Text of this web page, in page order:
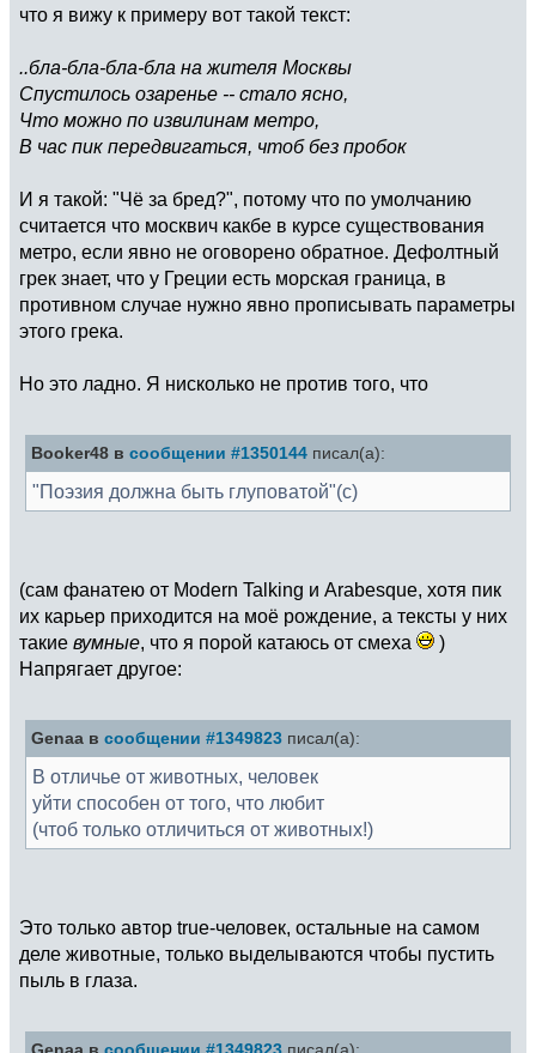
что я вижу к примеру вот такой текст:
..бла-бла-бла-бла на жителя Москвы
Спустилось озаренье -- стало ясно,
Что можно по извилинам метро,
В час пик передвигаться, чтоб без пробок
И я такой: "Чё за бред?", потому что по умолчанию
считается что москвич какбе в курсе существования
метро, если явно не оговорено обратное. Дефолтный
грек знает, что у Греции есть морская граница, в
противном случае нужно явно прописывать параметры
этого грека.
Но это ладно. Я нисколько не против того, что
Booker48 в сообщении #1350144 писал(а):
"Поэзия должна быть глуповатой"(с)
(сам фанатею от Modern Talking и Arabesque, хотя пик
их карьер приходится на моё рождение, а тексты у них
такие вумные, что я порой катаюсь от смеха
)
Напрягает другое:
Genaa в сообщении #1349823 писал(а):
В отличье от животных, человек
уйти способен от того, что любит
(чтоб только отличиться от животных!)
Это только автор true-человек, остальные на самом
деле животные, только выделываются чтобы пустить
пыль в глаза.